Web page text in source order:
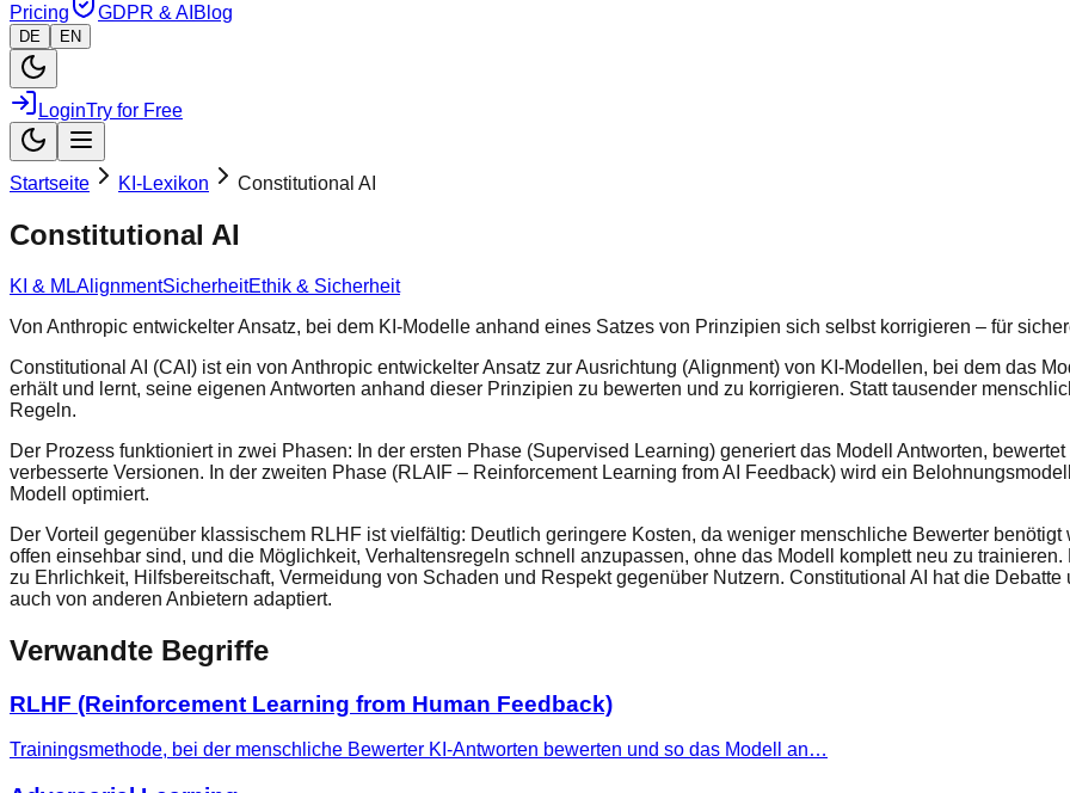
Pricing GDPR & AI Blog
DE EN
LoginTry for Free
Startseite KI-Lexikon Constitutional AI
Constitutional AI
KI & MLAlignmentSicherheitEthik & Sicherheit
Von Anthropic entwickelter Ansatz, bei dem KI-Modelle anhand eines Satzes von Prinzipien sich selbst korrigieren – für
Constitutional AI (CAI) ist ein von Anthropic entwickelter Ansatz zur Ausrichtung (Alignment) von KI-Modellen, bei dem das
erhält und lernt, seine eigenen Antworten anhand dieser Prinzipien zu bewerten und zu korrigieren. Statt tausender
Regeln.
Der Prozess funktioniert in zwei Phasen: In der ersten Phase (Supervised Learning) generiert das Modell Antworten,
verbesserte Versionen. In der zweiten Phase (RLAIF – Reinforcement Learning from AI Feedback) wird ein
Modell optimiert.
Der Vorteil gegenüber klassischem RLHF ist vielfältig: Deutlich geringere Kosten, da weniger menschliche Bewerter
offen einsehbar sind, und die Möglichkeit, Verhaltensregeln schnell anzupassen, ohne das Modell komplett neu zu
zu Ehrlichkeit, Hilfsbereitschaft, Vermeidung von Schaden und Respekt gegenüber Nutzern. Constitutional AI hat die
auch von anderen Anbietern adaptiert.
Verwandte Begriffe
RLHF (Reinforcement Learning from Human Feedback)
Trainingsmethode, bei der menschliche Bewerter KI-Antworten bewerten und so das Modell an…